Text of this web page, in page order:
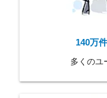
140万
多くのユ